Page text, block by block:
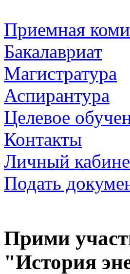
Приемная
Бакалавриат
Магистратура
Аспирантура
Целевое
Контакты
Личный
Подать
Прими
"История